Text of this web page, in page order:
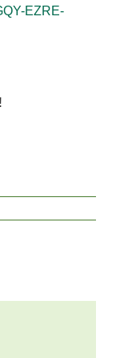
EZRE-